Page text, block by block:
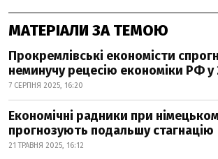
МАТЕРІАЛИ ЗА ТЕМОЮ
Прокремлівські економісти
неминучу рецесію економіки РФ у
7 СЕРПНЯ 2025, 16:20
Економічні радники при
прогнозують подальшу стагнацію
21 ТРАВНЯ 2025, 16:12